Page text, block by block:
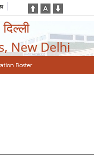
New Delhi
Roster